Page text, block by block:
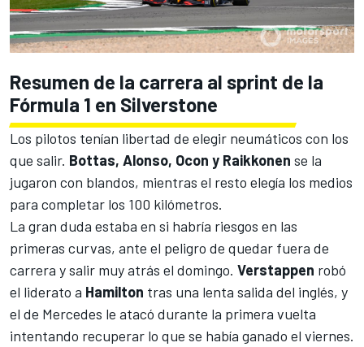
Resumen de la carrera al sprint de la
Fórmula 1 en Silverstone
Los pilotos tenían libertad de elegir neumáticos con los
que salir. Bottas, Alonso, Ocon y Raikkonen se la
jugaron con blandos, mientras el resto elegía los medios
para completar los 100 kilómetros.
La gran duda estaba en si habría riesgos en las
primeras curvas, ante el peligro de quedar fuera de
carrera y salir muy atrás el domingo. Verstappen robó
el liderato a Hamilton tras una lenta salida del inglés, y
el de Mercedes le atacó durante la primera vuelta
intentando recuperar lo que se había ganado el viernes.